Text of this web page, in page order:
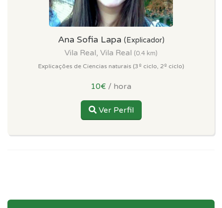
Ana Sofia Lapa (Explicador)
Vila Real, Vila Real (0.4 km)
Explicações de Ciencias naturais (3º ciclo, 2º ciclo)
10€ / hora
Ver Perfil